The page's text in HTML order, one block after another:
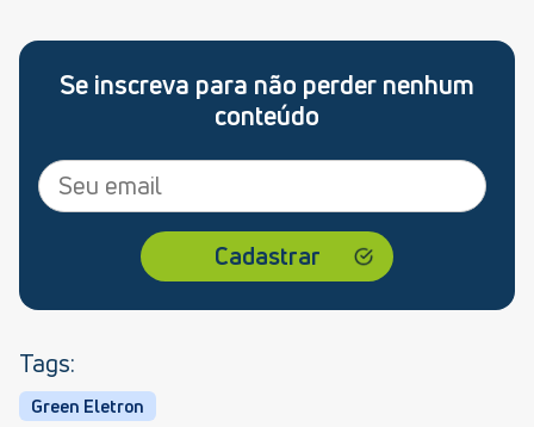
Se inscreva para não perder nenhum
conteúdo
Tags:
Green Eletron